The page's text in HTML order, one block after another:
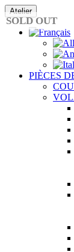
Passer
au
contenu
Atelier
PIÈCES
SOLD OUT